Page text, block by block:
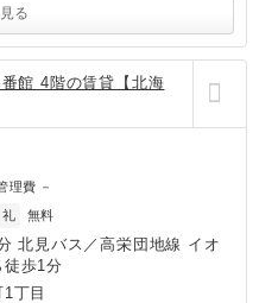
る
館 4階の賃貸【北海
理費 －
礼 無料
北見バス／高栄団地線 イオ
歩1分
丁目